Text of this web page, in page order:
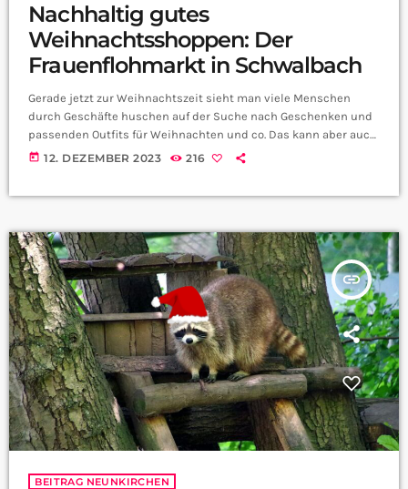
Nachhaltig gutes
Weihnachtsshoppen: Der
Frauenflohmarkt in Schwalbach
Gerade jetzt zur Weihnachtszeit sieht man viele Menschen
durch Geschäfte huschen auf der Suche nach Geschenken und
passenden Outfits für Weihnachten und co. Das kann aber auch
schnell auf den Geldbeutel schlagen… eine günstigere und
Amt Soziale Dienste […]
today 12. DEZEMBER 2023 216
insert_link
BEITRAG NEUNKIRCHEN